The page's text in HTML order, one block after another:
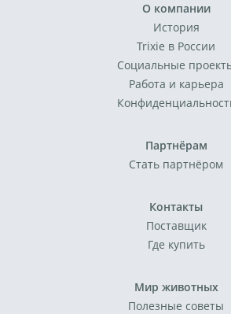
О компании
История
Trixie в России
Социальные
Работа и карьера
Партнёрам
Стать партнёром
Контакты
Поставщик
Где купить
Мир животных
Полезные советы